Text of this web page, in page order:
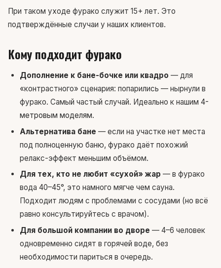
При таком уходе фурако служит 15+ лет. Это
подтверждённые случаи у наших клиентов.
Кому подходит фурако
Дополнение к бане-бочке или квадро — для
«контрастного» сценария: попарились — нырнули в
фурако. Самый частый случай. Идеально к нашим 4-
метровым моделям.
Альтернатива бане — если на участке нет места
под полноценную баню, фурако даёт похожий
релакс-эффект меньшим объёмом.
Для тех, кто не любит «сухой» жар — в фурако
вода 40–45°, это намного мягче чем сауна.
Подходит людям с проблемами с сосудами (но всё
равно консультируйтесь с врачом).
Для большой компании во дворе — 4–6 человек
одновременно сидят в горячей воде, без
необходимости париться в очередь.